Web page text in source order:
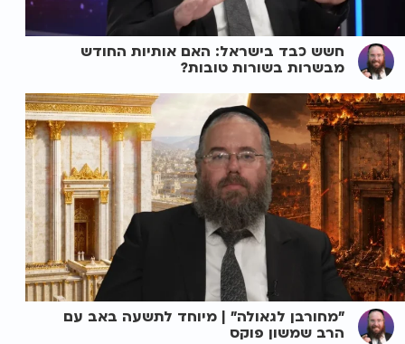
חשש כבד בישראל: האם אותיות החודש
מבשרות בשורות טובות?
"מחורבן לגאולה" | מיוחד לתשעה באב עם
הרב שמשון פוקס